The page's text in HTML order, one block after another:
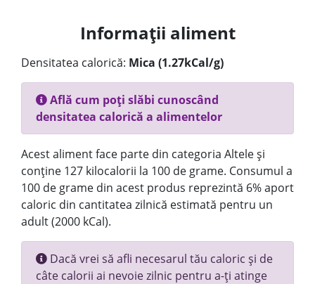
Informații aliment
Densitatea calorică: Mica (1.27kCal/g)
Află cum poți slăbi cunoscând
densitatea calorică a alimentelor
Acest aliment face parte din categoria Altele și
conține 127 kilocalorii la 100 de grame. Consumul a
100 de grame din acest produs reprezintă 6% aport
caloric din cantitatea zilnică estimată pentru un
adult (2000 kCal).
Dacă vrei să afli necesarul tău caloric și de
câte calorii ai nevoie zilnic pentru a-ți atinge